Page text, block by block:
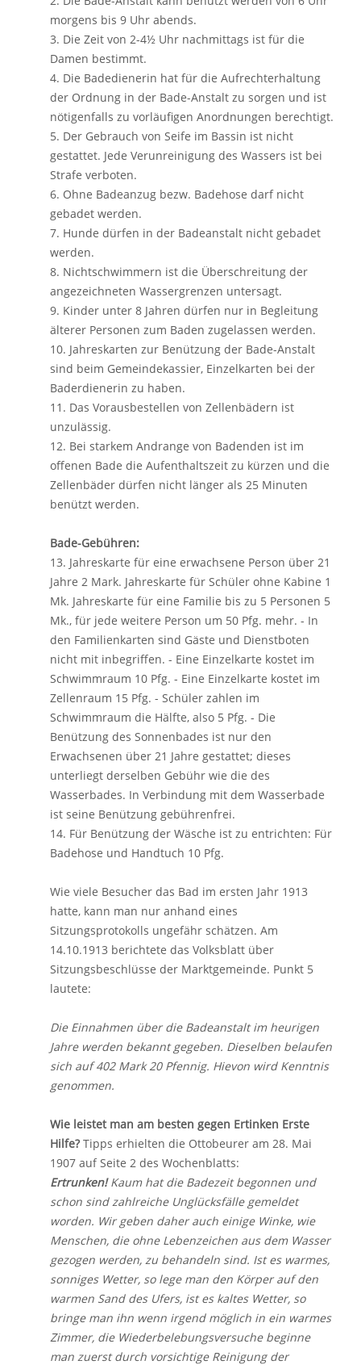
morgens bis 9 Uhr abends.
3. Die Zeit von 2-4½ Uhr nachmittags ist für die
Damen bestimmt.
4. Die Badedienerin hat für die Aufrechterhaltung
der Ordnung in der Bade-Anstalt zu sorgen und ist
nötigenfalls zu vorläufigen Anordnungen berechtigt.
5. Der Gebrauch von Seife im Bassin ist nicht
gestattet. Jede Verunreinigung des Wassers ist bei
Strafe verboten.
6. Ohne Badeanzug bezw. Badehose darf nicht
gebadet werden.
7. Hunde dürfen in der Badeanstalt nicht gebadet
werden.
8. Nichtschwimmern ist die Überschreitung der
angezeichneten Wassergrenzen untersagt.
9. Kinder unter 8 Jahren dürfen nur in Begleitung
älterer Personen zum Baden zugelassen werden.
10. Jahreskarten zur Benützung der Bade-Anstalt
sind beim Gemeindekassier, Einzelkarten bei der
Baderdienerin zu haben.
11. Das Vorausbestellen von Zellenbädern ist
unzulässig.
12. Bei starkem Andrange von Badenden ist im
offenen Bade die Aufenthaltszeit zu kürzen und die
Zellenbäder dürfen nicht länger als 25 Minuten
benützt werden.
Bade-Gebühren:
13. Jahreskarte für eine erwachsene Person über 21
Jahre 2 Mark. Jahreskarte für Schüler ohne Kabine 1
Mk. Jahreskarte für eine Familie bis zu 5 Personen 5
Mk., für jede weitere Person um 50 Pfg. mehr. - In
den Familienkarten sind Gäste und Dienstboten
nicht mit inbegriffen. - Eine Einzelkarte kostet im
Schwimmraum 10 Pfg. - Eine Einzelkarte kostet im
Zellenraum 15 Pfg. - Schüler zahlen im
Schwimmraum die Hälfte, also 5 Pfg. - Die
Benützung des Sonnenbades ist nur den
Erwachsenen über 21 Jahre gestattet; dieses
unterliegt derselben Gebühr wie die des
Wasserbades. In Verbindung mit dem Wasserbade
ist seine Benützung gebührenfrei.
14. Für Benützung der Wäsche ist zu entrichten: Für
Badehose und Handtuch 10 Pfg.
Wie viele Besucher das Bad im ersten Jahr 1913
hatte, kann man nur anhand eines
Sitzungsprotokolls ungefähr schätzen. Am
14.10.1913 berichtete das Volksblatt über
Sitzungsbeschlüsse der Marktgemeinde. Punkt 5
lautete:
Die Einnahmen über die Badeanstalt im heurigen
Jahre werden bekannt gegeben. Dieselben belaufen
sich auf 402 Mark 20 Pfennig. Hievon wird Kenntnis
genommen.
Wie leistet man am besten gegen Ertinken Erste
Hilfe? Tipps erhielten die Ottobeurer am 28. Mai
1907 auf Seite 2 des Wochenblatts:
Ertrunken!Kaum hat die Badezeit begonnen und
schon sind zahlreiche Unglücksfälle gemeldet
worden. Wir geben daher auch einige Winke, wie
Menschen, die ohne Lebenzeichen aus dem Wasser
gezogen werden, zu behandeln sind. Ist es warmes,
sonniges Wetter, so lege man den Körper auf den
warmen Sand des Ufers, ist es kaltes Wetter, so
bringe man ihn wenn irgend möglich in ein warmes
Zimmer, die Wiederbelebungsversuche beginne
man zuerst durch vorsichtige Reinigung der